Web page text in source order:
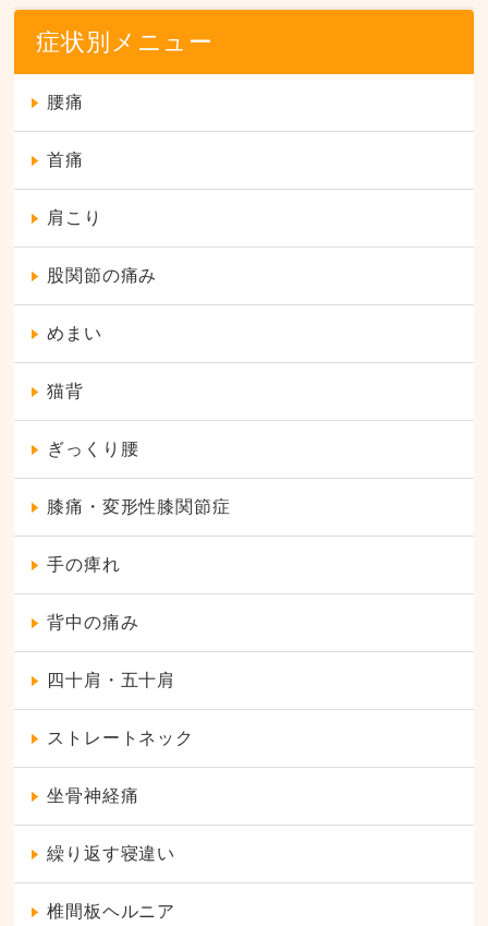
症状別メニュー
腰痛
首痛
肩こり
股関節の痛み
めまい
猫背
ぎっくり腰
膝痛・変形性膝関節症
手の痺れ
背中の痛み
四十肩・五十肩
ストレートネック
坐骨神経痛
繰り返す寝違い
椎間板ヘルニア